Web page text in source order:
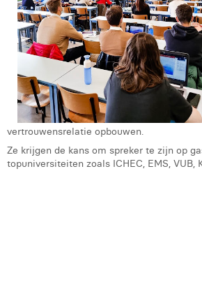
William Rezette
Yaël Vanhoe
vertrouwensrelatie opbouwen.
Ze krijgen de kans om spreker te zijn op
topuniversiteiten zoals ICHEC, EMS, VUB,